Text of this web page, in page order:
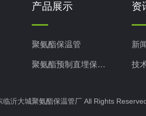
产品展示
聚氨酯保温管
聚氨酯预制直埋保温管
聚氨酯发泡保温管
资
新
技
临沂大城聚氨酯保温管厂 All Rights